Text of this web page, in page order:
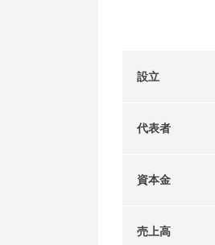
設立
代表者
資本金
売上高